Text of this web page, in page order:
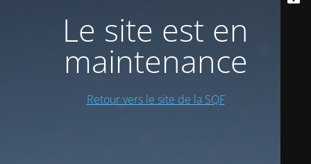
Le site est en
maintenance
Retour vers le site de la SQF